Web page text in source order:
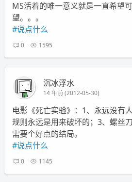
MS活着的唯一意义就是一直希望
望。。。
#说点什么
0 1595
沉冰浮水
14 年前 (2012-05-30)
电影《死亡实验》：1、永远没有
规则永远是用来破坏的；3、螺丝
需要个好点的结局。
#说点什么
0 1145